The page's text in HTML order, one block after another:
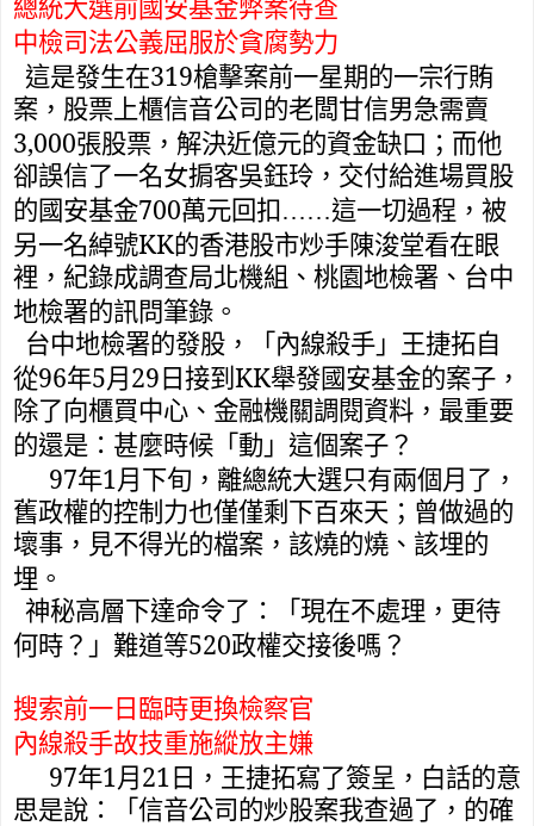
總統大選前國安基金弊案待查
中檢司法公義屈服於貪腐勢力
這是發生在319槍擊案前一星期的一宗行賄
案，股票上櫃信音公司的老闆甘信男急需賣
3,000張股票，解決近億元的資金缺口；而他
卻誤信了一名女掮客吳鈺玲，交付給進場買股
的國安基金700萬元回扣……這一切過程，被
另一名綽號KK的香港股市炒手陳浚堂看在眼
裡，紀錄成調查局北機組、桃園地檢署、台中
地檢署的訊問筆錄。
台中地檢署的發股，「內線殺手」王捷拓自
從96年5月 29 日接到 KK舉發國安基金的案子，
除了向櫃買中心、金融機關調閱資料，最重要
的還是：甚麼時候「動」這個案子？
97年1月下旬，離總統大選只有兩個月了，
舊政權的控制力也僅僅剩下百來天；曾做過的
壞事，見不得光的檔案，該燒的燒、該埋的
埋。
神秘高層下達命令了：「現在不處理，更待
何時？」難道等520政權交接後嗎？
搜索前一日臨時更換檢察官
內線殺手故技重施縱放主嫌
97年1月 21 日，王捷拓寫了簽呈，白話的意
思是說：「信音公司的炒股案我查過了，的確